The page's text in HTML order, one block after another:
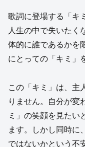
歌詞に登場する「キ
人生の中で失いたく
体的に誰であるかを
にとっての「キミ」
この「キミ」は、主
りません。自分が変
ミ」の笑顔を見たい
ます。しかし同時に
ではないかという不